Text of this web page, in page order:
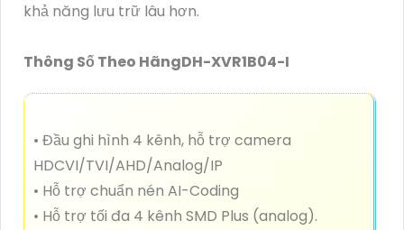
khả năng lưu trữ lâu hơn.
Thông Số Theo HãngDH-XVR1B04-I
• Đầu ghi hình 4 kênh, hỗ trợ camera
HDCVI/TVI/AHD/Analog/IP
• Hỗ trợ chuẩn nén AI-Coding
• Hỗ trợ tối đa 4 kênh SMD Plus (analog).